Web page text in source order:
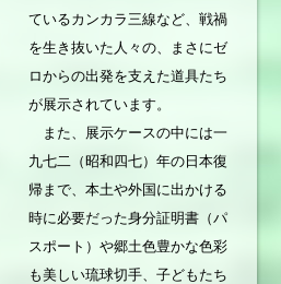
ているカンカラ三線など、戦禍
を生き抜いた人々の、まさにゼ
ロからの出発を支えた道具たち
が展示されています。
また、展示ケースの中には一
九七二（昭和四七）年の日本復
帰まで、本土や外国に出かける
時に必要だった身分証明書（パ
スポート）や郷土色豊かな色彩
も美しい琉球切手、子どもたち